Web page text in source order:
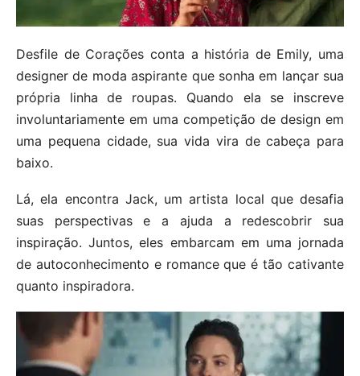
Desfile de Corações conta a história de Emily, uma
designer de moda aspirante que sonha em lançar sua
própria linha de roupas. Quando ela se inscreve
involuntariamente em uma competição de design em
uma pequena cidade, sua vida vira de cabeça para
baixo.
Lá, ela encontra Jack, um artista local que desafia
suas perspectivas e a ajuda a redescobrir sua
inspiração. Juntos, eles embarcam em uma jornada
de autoconhecimento e romance que é tão cativante
quanto inspiradora.